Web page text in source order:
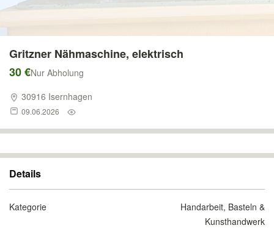
Gritzner Nähmaschine, elektrisch
30 €Nur Abholung
30916 Isernhagen
09.06.2026
Details
Kategorie
Handarbeit, Basteln &
Kunsthandwerk